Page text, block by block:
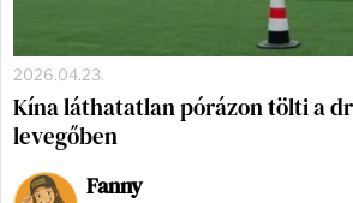
2026.04.23.
Kína láthatatlan pórázon tölti a
levegőben
Fanny